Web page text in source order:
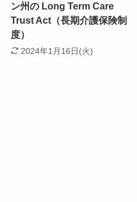
ン州の Long Term Care
Trust Act（長期介護保険制
度）
2024年1月16日(火)